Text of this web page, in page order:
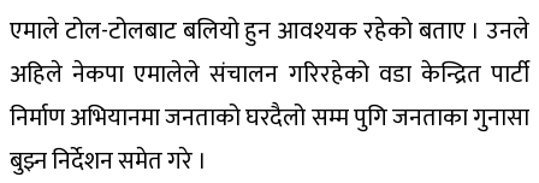
एमाले टोल-टोलबाट बलियो हुन आवश्यक रहेको बताए । उनले
अहिले नेकपा एमालेले संचालन गरिरहेको वडा केन्द्रित पार्टी
निर्माण अभियानमा जनताको घरदैलो सम्म पुगि जनताका गुनासा
बुझ्न निर्देशन समेत गरे ।